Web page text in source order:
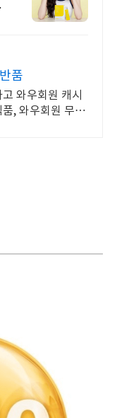
품
와우회원 캐시
, 와우회원 무제